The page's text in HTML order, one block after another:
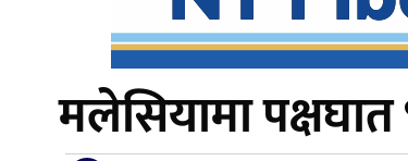
मलेसियामा